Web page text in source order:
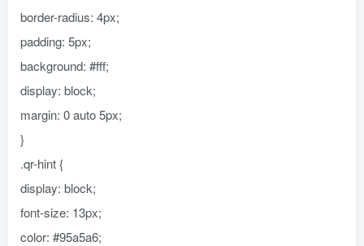
border-radius: 4px;
padding: 5px;
background: #fff;
display: block;
margin: 0 auto 5px;
}
.qr-hint {
display: block;
font-size: 13px;
color: #95a5a6;